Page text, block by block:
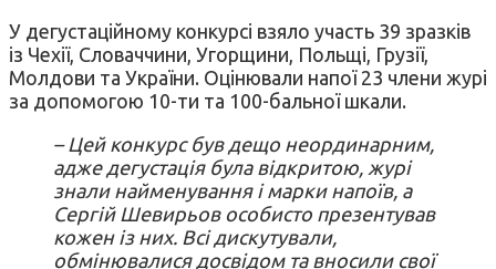
У дегустаційному конкурсі взяло участь 39 зразків
із Чехії, Словаччини, Угорщини, Польщі, Грузії,
Молдови та України. Оцінювали напої 23 члени журі
за допомогою 10-ти та 100-бальної шкали.
– Цей конкурс був дещо неординарним,
адже дегустація була відкритою, журі
знали найменування і марки напоїв, а
Сергій Шевирьов особисто презентував
кожен із них. Всі дискутували,
обмінювалися досвідом та вносили свої